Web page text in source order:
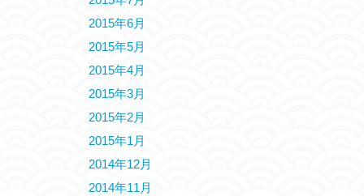
2015年6月
2015年5月
2015年4月
2015年3月
2015年2月
2015年1月
2014年12月
2014年11月